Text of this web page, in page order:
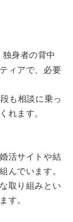
独身者の背中
ィアで、必要
も相談に乗っ
れます。
活サイトや結
んでいます。
取り組みとい
す。